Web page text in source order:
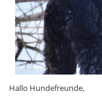
Hallo Hundefreunde,